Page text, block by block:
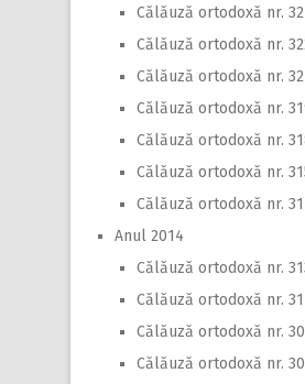
Călăuză ortodoxă nr.
Călăuză ortodoxă nr.
Călăuză ortodoxă nr.
Călăuză ortodoxă nr.
Călăuză ortodoxă nr.
Călăuză ortodoxă nr.
Călăuză ortodoxă nr.
Anul 2014
Călăuză ortodoxă nr.
Călăuză ortodoxă nr.
Călăuză ortodoxă nr.
Călăuză ortodoxă nr.